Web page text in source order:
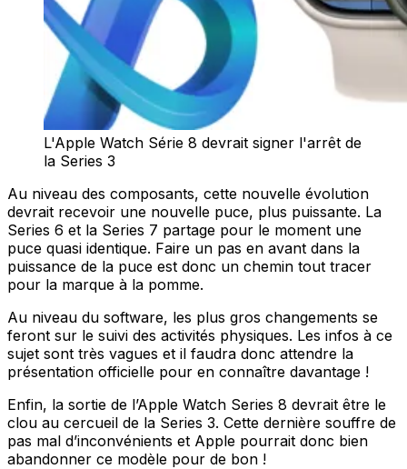
L'Apple Watch Série 8 devrait signer l'arrêt de
la Series 3
Au niveau des composants, cette nouvelle évolution
devrait recevoir une nouvelle puce, plus puissante. La
Series 6 et la Series 7 partage pour le moment une
puce quasi identique. Faire un pas en avant dans la
puissance de la puce est donc un chemin tout tracer
pour la marque à la pomme.
Au niveau du software, les plus gros changements se
feront sur le suivi des activités physiques. Les infos à ce
sujet sont très vagues et il faudra donc attendre la
présentation officielle pour en connaître davantage !
Enfin, la sortie de l’Apple Watch Series 8 devrait être le
clou au cercueil de la Series 3. Cette dernière souffre de
pas mal d’inconvénients et Apple pourrait donc bien
abandonner ce modèle pour de bon !